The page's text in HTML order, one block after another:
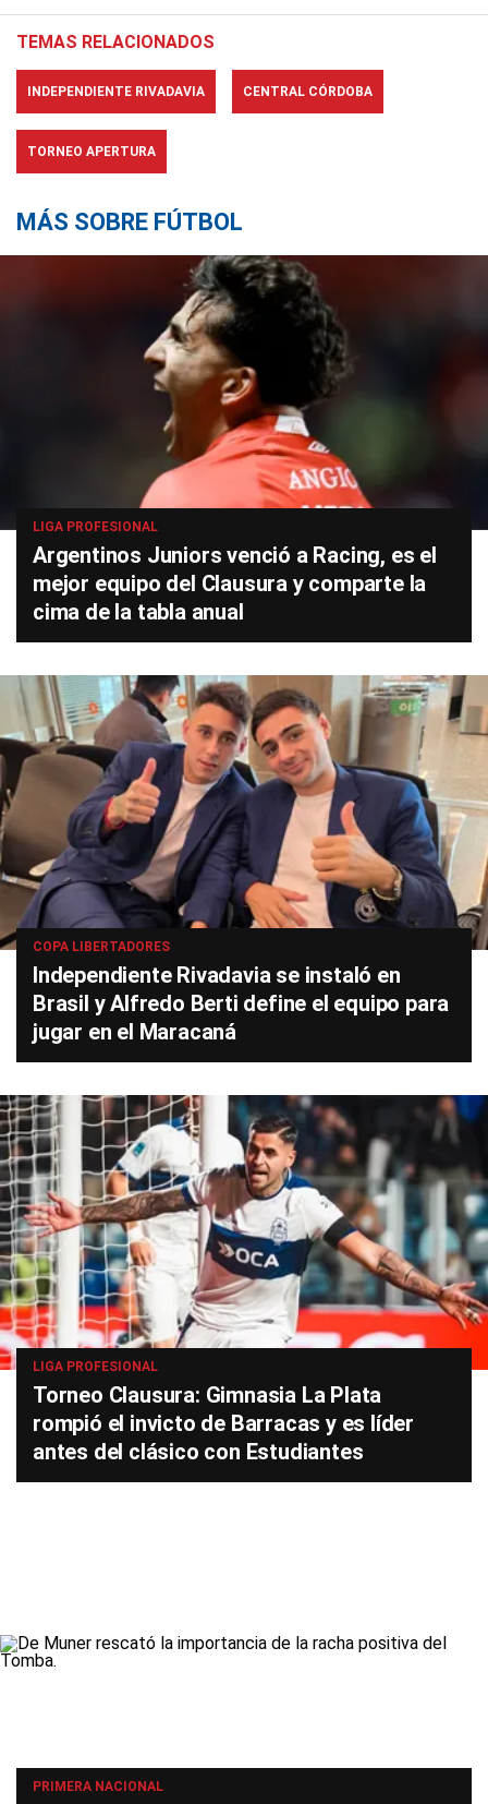
TEMAS RELACIONADOS
INDEPENDIENTE RIVADAVIA CENTRAL CÓRDOBA
TORNEO APERTURA
MÁS SOBRE FÚTBOL
LIGA PROFESIONAL
Argentinos Juniors venció a Racing, es el
mejor equipo del Clausura y comparte la
cima de la tabla anual
COPA LIBERTADORES
Independiente Rivadavia se instaló en
Brasil y Alfredo Berti define el equipo para
jugar en el Maracaná
LIGA PROFESIONAL
Torneo Clausura: Gimnasia La Plata
rompió el invicto de Barracas y es líder
antes del clásico con Estudiantes
PRIMERA NACIONAL